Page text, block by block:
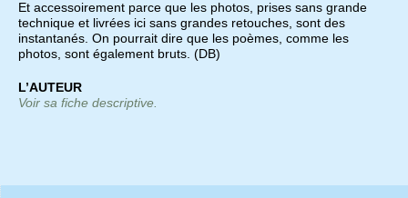
Et accessoirement parce que les photos, prises sans grande
technique et livrées ici sans grandes retouches, sont des
instantanés. On pourrait dire que les poèmes, comme les
photos, sont également bruts. (DB)
L’AUTEUR
Voir sa fiche descriptive.